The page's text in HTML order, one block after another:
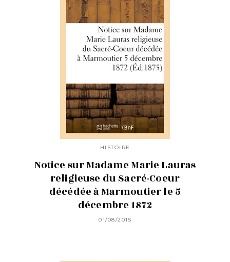
HISTOIRE
Notice sur Madame Marie Lauras
religieuse du Sacré-Coeur
décédée à Marmoutier le 5
décembre 1872
01/08/2015